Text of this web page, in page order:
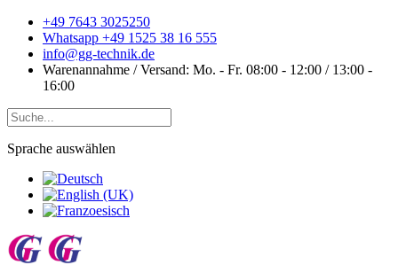
+49 7643 3025250
Whatsapp +49 1525 38 16 555
info@gg-technik.de
Warenannahme / Versand: Mo. - Fr. 08:00 - 12:00 / 13:00 -
16:00
Sprache auswählen